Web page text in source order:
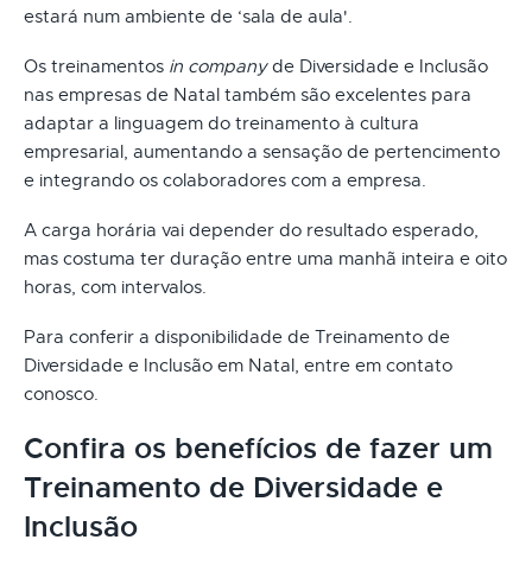
estará num ambiente de ‘sala de aula'.
Os treinamentos in companyde Diversidade e Inclusão
nas empresas de Natal também são excelentes para
adaptar a linguagem do treinamento à cultura
empresarial, aumentando a sensação de pertencimento
e integrando os colaboradores com a empresa.
A carga horária vai depender do resultado esperado,
mas costuma ter duração entre uma manhã inteira e oito
horas, com intervalos.
Para conferir a disponibilidade de Treinamento de
Diversidade e Inclusão em Natal, entre em contato
conosco.
Confira os benefícios de fazer um
Treinamento de Diversidade e
Inclusão